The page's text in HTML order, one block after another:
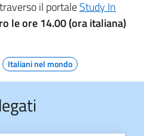
il portaleStudy In
le ore 14.00 (ora italiana)
Italiani nel mondo